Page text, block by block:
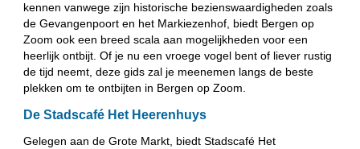
kennen vanwege zijn historische bezienswaardigheden zoals
de Gevangenpoort en het Markiezenhof, biedt Bergen op
Zoom ook een breed scala aan mogelijkheden voor een
heerlijk ontbijt. Of je nu een vroege vogel bent of liever rustig
de tijd neemt, deze gids zal je meenemen langs de beste
plekken om te ontbijten in Bergen op Zoom.
De Stadscafé Het Heerenhuys
Gelegen aan de Grote Markt, biedt Stadscafé Het